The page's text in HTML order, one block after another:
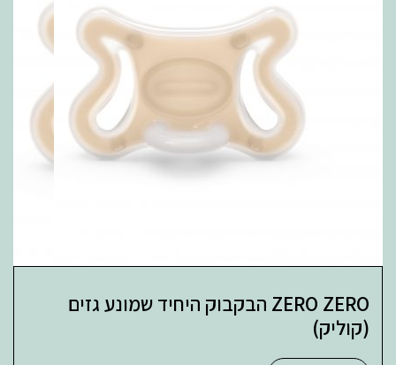
ZERO ZERO הבקבוק היחיד שמונע גזים
(קוליק)